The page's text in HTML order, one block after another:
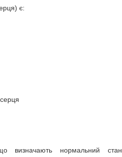
є:
визначають нормальний стан